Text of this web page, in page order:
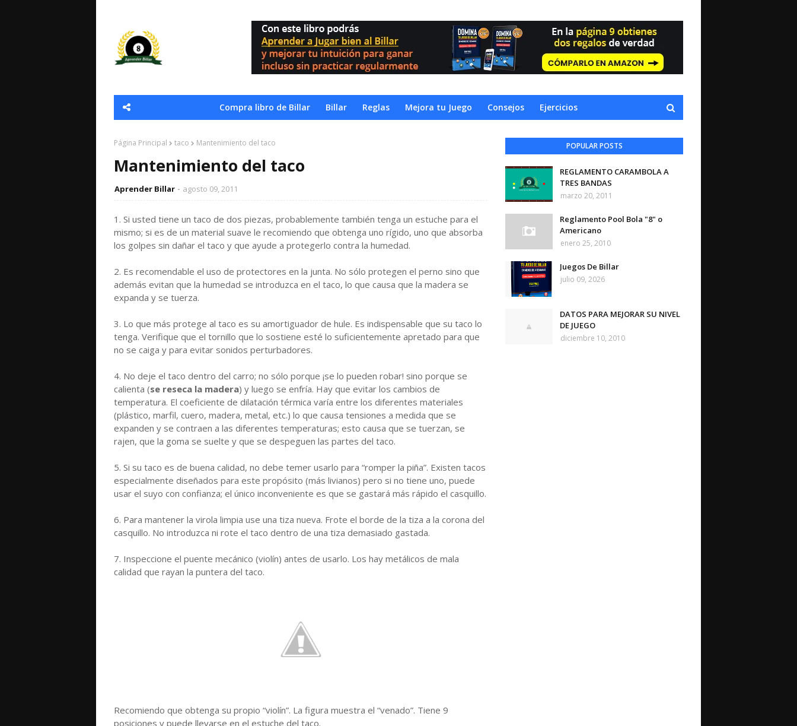
Compra libro de Billar Billar Reglas Mejora tu Juego Consejos Ejercicios
Página Principal taco Mantenimiento del taco
Mantenimiento del taco
Aprender Billar agosto 09, 2011
1. Si usted tiene un taco de dos piezas, probablemente también tenga un estuche para el
mismo; si es de un material suave le recomiendo que obtenga uno rígido, uno que absorba
los golpes sin dañar el taco y que ayude a protegerlo contra la humedad.
2. Es recomendable el uso de protectores en la junta. No sólo protegen el perno sino que
además evitan que la humedad se introduzca en el taco, lo que causa que la madera se
expanda y se tuerza.
3. Lo que más protege al taco es su amortiguador de hule. Es indispensable que su taco lo
tenga. Verifique que el tornillo que lo sostiene esté lo suficientemente apretado para que
no se caiga y para evitar sonidos perturbadores.
4. No deje el taco dentro del carro; no sólo porque ¡se lo pueden robar! sino porque se
calienta (se reseca la madera) y luego se enfría. Hay que evitar los cambios de
temperatura. El coeficiente de dilatación térmica varía entre los diferentes materiales
(plástico, marfil, cuero, madera, metal, etc.) lo que causa tensiones a medida que se
expanden y se contraen a las diferentes temperaturas; esto causa que se tuerzan, se
rajen, que la goma se suelte y que se despeguen las partes del taco.
5. Si su taco es de buena calidad, no debe temer usarlo para “romper la piña”. Existen tacos
especialmente diseñados para este propósito (más livianos) pero si no tiene uno, puede
usar el suyo con confianza; el único inconveniente es que se gastará más rápido el casquillo.
6. Para mantener la virola limpia use una tiza nueva. Frote el borde de la tiza a la corona del
casquillo. No introduzca ni rote el taco dentro de una tiza demasiado gastada.
7. Inspeccione el puente mecánico (violín) antes de usarlo. Los hay metálicos de mala
calidad que rayan la puntera del taco.
Recomiendo que obtenga su propio “violín”. La figura muestra el “venado”. Tiene 9
posiciones y puede llevarse en el estuche del taco.
POPULAR POSTS
REGLAMENTO CARAMBOLA A
TRES BANDAS
marzo 20, 2011
Reglamento Pool Bola "8" o
Americano
enero 25, 2010
Juegos De Billar
julio 09, 2026
DATOS PARA MEJORAR SU NIVEL
DE JUEGO
diciembre 10, 2010